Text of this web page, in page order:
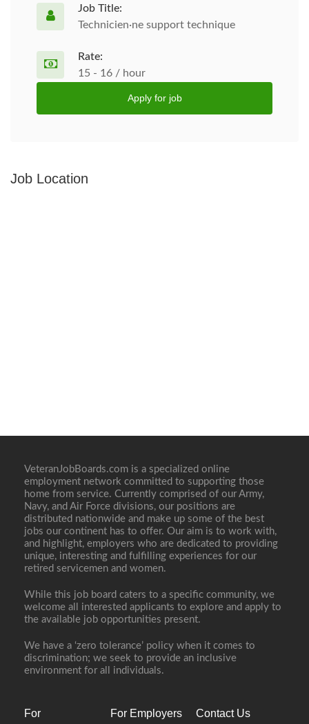
Job Title:
Technicien·ne support technique
Rate:
15 - 16 / hour
Apply for job
Job Location
VeteranJobBoards.com is a specialized online
employment network committed to supporting those
home from service. Currently comprised of our Army,
Navy, and Air Force divisions, our positions are
distributed nationwide and make up some of the best
jobs our continent has to offer. Our aim is to work with,
and highlight, employers who are dedicated to providing
unique, interesting and fulfilling experiences for our
retired servicemen and women.
While this job board caters to a specific community, we
welcome all interested applicants to explore and apply to
the available job opportunities present.
We have a ‘zero tolerance’ policy when it comes to
discrimination; we seek to provide an inclusive
environment for all individuals.
For For Employers Contact Us